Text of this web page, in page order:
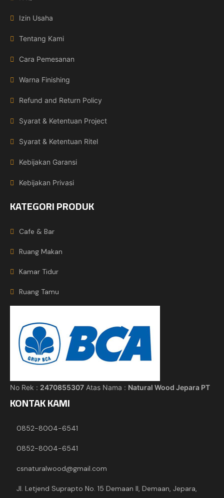
Izin Usaha
Tentang Kami
Cara Pemesanan
Warna Finishing
Refund and Return Policy
Syarat & Ketentuan Project
Syarat & Ketentuan Ritel
Kebijakan Garansi
Kebijakan Privasi
KATEGORI PRODUK
Cafe & Bar
Ruang Makan
Kamar Tidur
Ruang Tamu
No Rek : 2470855307 Atas Nama : Natural Wood Jepara PT
KONTAK KAMI
0852-8004-6541
0852-8004-6541
csnaturalwood@gmail.com
Jl. Letjend Suprapto No. 15 Demaan II, Demaan, Jepara,